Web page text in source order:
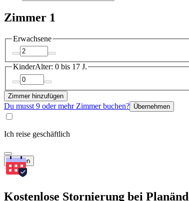
Zimmer 1
Erwachsene
KinderAlter: 0 bis 17 J.
Zimmer hinzufügen
Du musst 9 oder mehr Zimmer buchen? Übernehmen
Ich reise geschäftlich
Suchen
Kostenlose Stornierung bei